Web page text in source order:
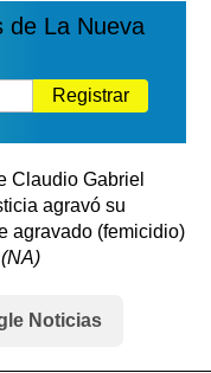
de La Nueva
Registrar
Claudio Gabriel
agravó su
agravado (femicidio)
(NA)
Noticias